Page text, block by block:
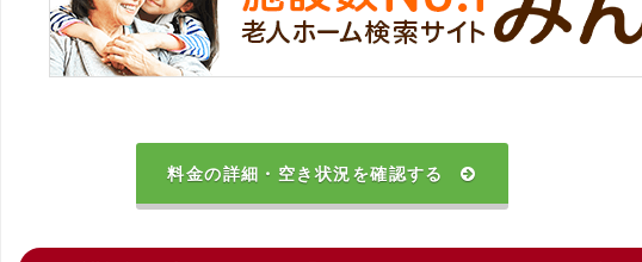
料金の詳細・空き状況を確認する